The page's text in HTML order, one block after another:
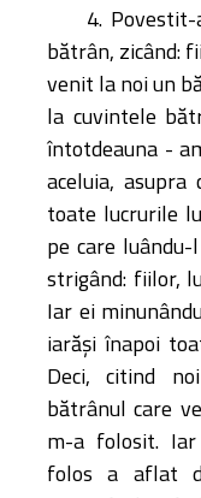
4.
bătrân, zicând:
venit la noi un
la cuvintele
întotdeauna -
aceluia,
toate lucrurile
pe care
strigând: fiilor,
Iar ei
iarăşi înapoi
Deci, citind
bătrânul care
m-a folosit.
folos a aflat